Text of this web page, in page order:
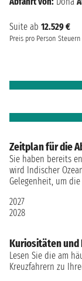
Suite ab 12.529 €
Preis pro Person
Zeitplan für die
Sie haben bereits
wird Indischer
Gelegenheit, um
2027
2028
Kuriositäten und
Lesen Sie die am
Kreuzfahrern zu